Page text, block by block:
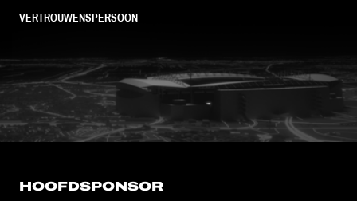
VERTROUWENSPERSOON
FC Utrecht<br>vanuit<br>het
HOOFDSPONSOR